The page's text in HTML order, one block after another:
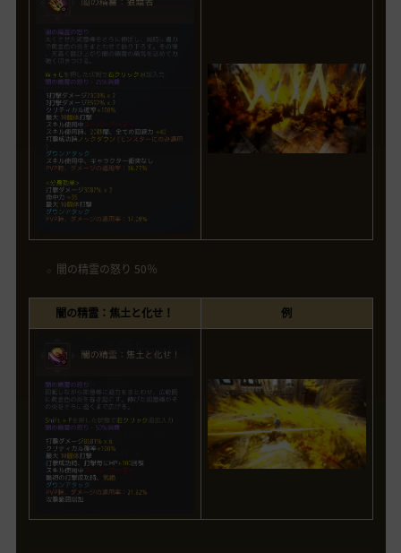
闇の精霊の怒り 50％
闇の精霊：焦土と化せ！ 例